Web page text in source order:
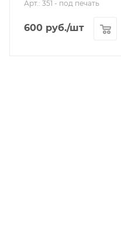
Арт.: 351 - под печать
600 руб./шт